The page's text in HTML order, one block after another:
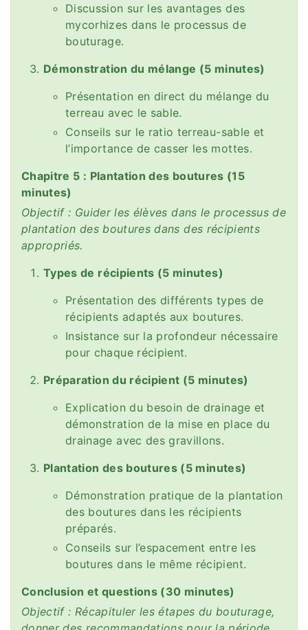
Discussion sur les avantages des
mycorhizes dans le processus de
bouturage.
Démonstration du mélange (5 minutes)
Présentation en direct du mélange du
terreau avec le sable.
Conseils sur le ratio terreau-sable et
l’importance de casser les mottes.
Chapitre 5 : Plantation des boutures (15
minutes)
Objectif : Guider les élèves dans le processus de
plantation des boutures dans des récipients
appropriés.
Types de récipients (5 minutes)
Présentation des différents types de
récipients adaptés aux boutures.
Insistance sur la profondeur nécessaire
pour chaque récipient.
Préparation du récipient (5 minutes)
Explication du besoin de drainage et
démonstration de la mise en place du
drainage avec des gravillons.
Plantation des boutures (5 minutes)
Démonstration pratique de la plantation
des boutures dans les récipients
préparés.
Conseils sur l’espacement entre les
boutures dans le même récipient.
Conclusion et questions (30 minutes)
Objectif : Récapituler les étapes du bouturage,